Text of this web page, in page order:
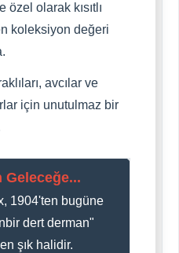
özel olarak kısıtlı
koleksiyon değeri
avcılar ve
için unutulmaz bir
Geleceğe...
1904'ten bugüne
dert derman"
şık halidir.